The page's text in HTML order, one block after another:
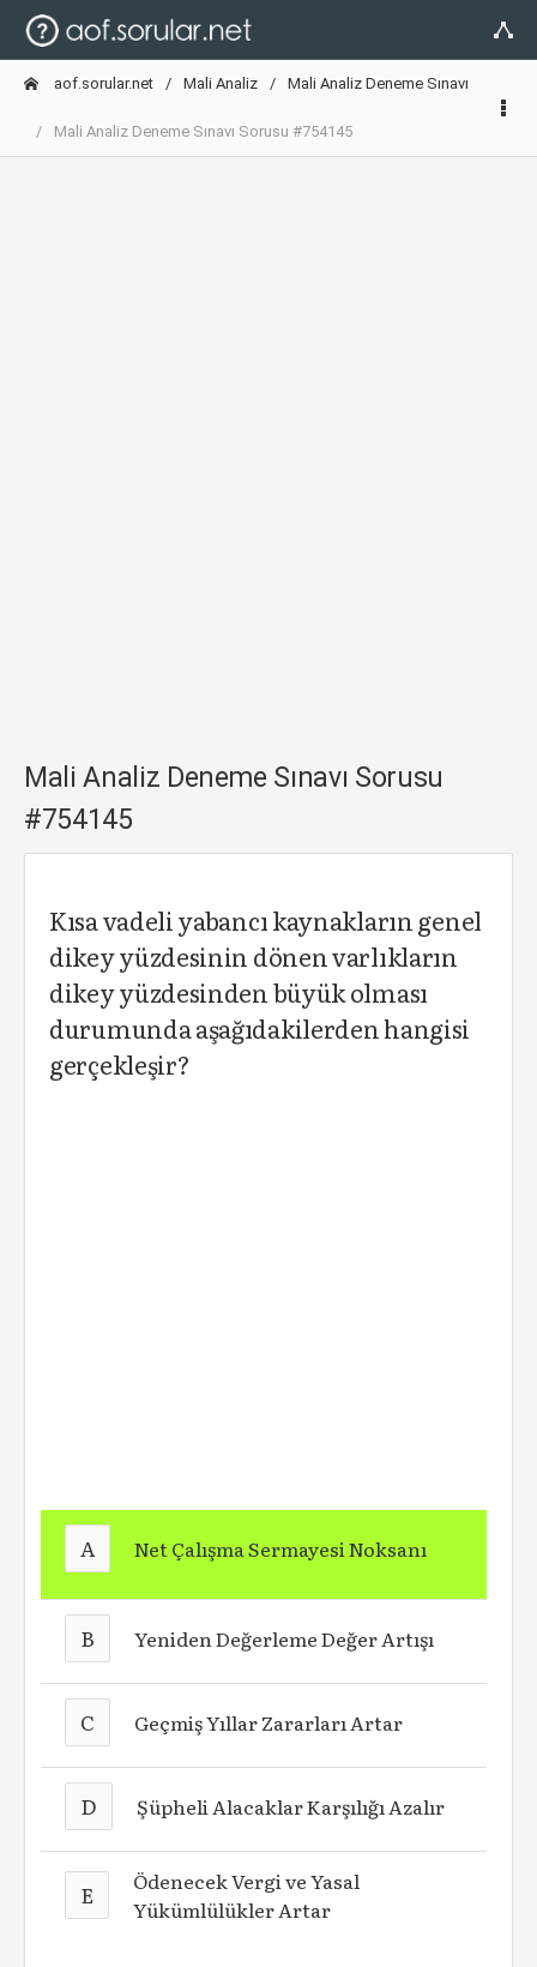
aof.sorular.net Mali Analiz Mali Analiz Deneme Sınavı
Mali Analiz Deneme Sınavı Sorusu #754145
Mali Analiz Deneme Sınavı Sorusu
#754145
Kısa vadeli yabancı kaynakların genel
dikey yüzdesinin dönen varlıkların
dikey yüzdesinden büyük olması
durumunda aşağıdakilerden hangisi
gerçekleşir?
A Net Çalışma Sermayesi Noksanı
B Yeniden Değerleme Değer Artışı
C Geçmiş Yıllar Zararları Artar
D Şüpheli Alacaklar Karşılığı Azalır
E
Ödenecek Vergi ve Yasal
Yükümlülükler Artar